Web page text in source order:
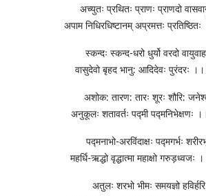
अच्युतः प्रथितः प्राणः प्राणदो
अपाम निधिरधिष्टानम् अप्रमत्तः
स्कन्दः स्कन्द-धरो धुर्यो वरदो
वासुदेवो बृहद भानु: आदिदेवः पुरंदरः
अशोक: तारण: तारः शूरः शौरि:
अनुकूलः शतावर्तः पद्मी पद्मनिभेक्षणः
पद्मनाभो-अरविंदाक्षः पद्मगर्भः
महर्धि-ऋद्धो वृद्धात्मा महाक्षो
अतुलः शरभो भीमः समयज्ञो